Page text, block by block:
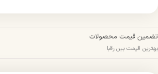
تضمین قیمت محصولات
بهترین قیمت بین رقبا